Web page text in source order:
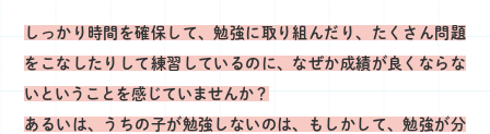
しっかり時間を確保して、勉強に取り組んだり、たくさん問題
をこなしたりして練習しているのに、なぜか成績が良くならな
いということを感じていませんか？
あるいは、うちの子が勉強しないのは、もしかして、勉強が分